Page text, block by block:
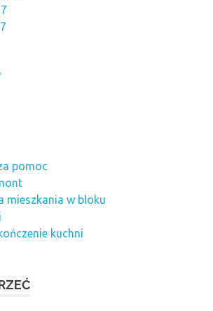
pomoc
mieszkania w bloku
kuchni